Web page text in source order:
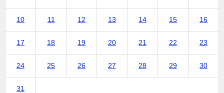
10 11 12 13 14 15 16
17 18 19 20 21 22 23
24 25 26 27 28 29 30
31